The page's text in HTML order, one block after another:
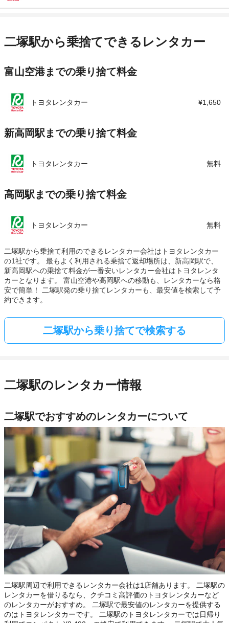
アクセス 新高岡駅より徒歩で約1分（送迎なし）
店舗詳細 店舗詳細ページはこちら
二塚駅から乗捨てできるレンタカー
富山空港までの乗り捨て料金
トヨタレンタカー ¥1,650
新高岡駅までの乗り捨て料金
トヨタレンタカー 無料
高岡駅までの乗り捨て料金
トヨタレンタカー 無料
二塚駅から乗捨て利用のできるレンタカー会社はトヨタレンタカー
の1社です。 最もよく利用される乗捨て返却場所は、新高岡駅で、
新高岡駅への乗捨て料金が一番安いレンタカー会社はトヨタレンタ
カーとなります。 富山空港や高岡駅への移動も、レンタカーなら格
安で簡単！ 二塚駅発の乗り捨てレンタカーも、最安値を検索して予
約できます。
二塚駅から乗り捨てで検索する
二塚駅のレンタカー情報
二塚駅でおすすめのレンタカーについて
二塚駅周辺で利用できるレンタカー会社は1店舗あります。 二塚駅の
レンタカーを借りるなら、クチコミ高評価のトヨタレンタカーなど
のレンタカーがおすすめ。 二塚駅で最安値のレンタカーを提供する
のはトヨタレンタカーです。 二塚駅のトヨタレンタカーでは日帰り